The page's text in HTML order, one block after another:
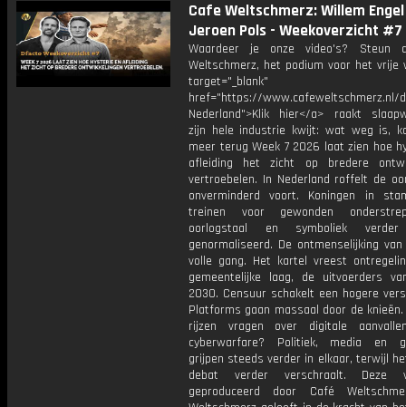
Cafe Weltschmerz: Willem
Jeroen Pols - Weekoverzicht #7
Waardeer je onze video's? Steun
Weltschmerz, het podium voor het vrije
target="_blank"
href="https://www.cafeweltschmerz.nl/
Nederland">Klik hier</a> raakt
zijn hele industrie kwijt: wat weg is,
meer terug Week 7 2026 laat zien hoe
afleiding het zicht op bredere
vertroebelen. In Nederland roffelt de
onverminderd voort. Koningen in
treinen voor gewonden
oorlogstaal en symboliek verder
genormaliseerd. De ontmenselijking
volle gang. Het kartel vreest
gemeentelijke laag, de uitvoerders
2030. Censuur schakelt een hogere
Platforms gaan massaal door de knieën.
rijzen vragen over digitale
cyberwarfare? Politiek, media en
grijpen steeds verder in elkaar, terwijl
debat verder verschraalt. Deze
geproduceerd door Café